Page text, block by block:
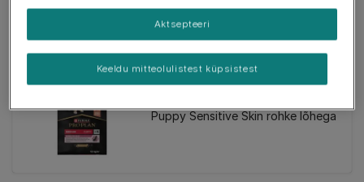
Kuivsööt
Puppy Sensitive Skin rohke lõhega
Keeldu mitteolulistest küpsistest
Aktsepteeri